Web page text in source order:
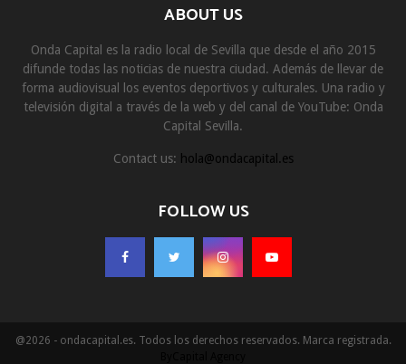
ABOUT US
Onda Capital es la radio local de Sevilla que desde el año 2015
difunde todas las noticias de nuestra ciudad. Además de llevar de
forma audiovisual los eventos deportivos y culturales. Una radio y
televisión digital a través de la web y del canal de YouTube: Onda
Capital Sevilla.
Contact us: hola@ondacapital.es
FOLLOW US
@2026 - ondacapital.es. Todos los derechos reservados. Marca registrada.